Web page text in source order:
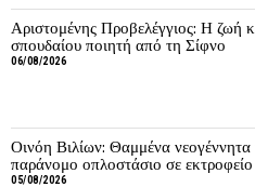
Αριστομένης Προβελέγγιος: Η ζωή
σπουδαίου ποιητή από τη Σίφνο
06/08/2026
Οινόη Βιλίων: Θαμμένα νεογέννητα
παράνομο οπλοστάσιο σε εκτροφείο
05/08/2026